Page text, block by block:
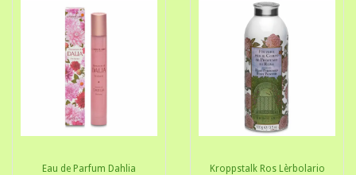
Eau de Parfum Dahlia
Kroppstalk Ros Lèrbolario